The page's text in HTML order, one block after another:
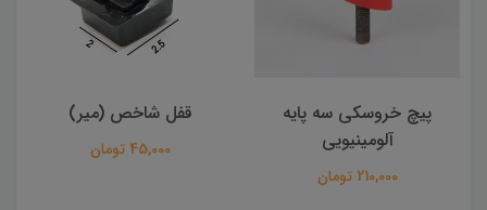
پیچ خروسکی سه پایه
آلومینیویی
210,000 تومان
قفل شاخص (میر)
45,000 تومان